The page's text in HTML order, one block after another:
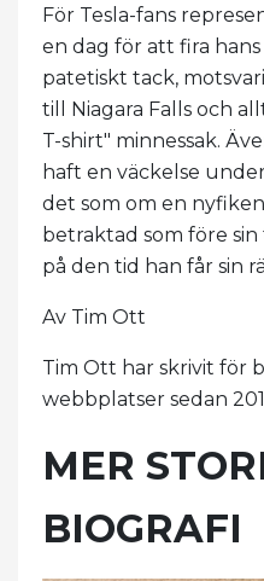
För Tesla-fans
en dag för att fira
patetiskt tack,
till Niagara Falls och
T-shirt" minnessak.
haft en väckelse
det som om en
betraktad som före
på den tid han får sin
Av Tim Ott
Tim Ott har skrivit för
webbplatser sedan
MER
BIOGRAFI